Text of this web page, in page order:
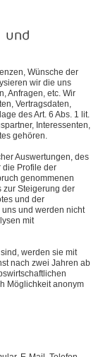
und
Wünsche der
wir die uns
Anfragen, etc. Wir
Vertragsdaten,
des Art. 6 Abs. 1 lit.
Interessenten,
gehören.
Auswertungen, des
die Profile der
genommenen
zur Steigerung der
und der
und werden nicht
mit
werden sie mit
nach zwei Jahren ab
Möglichkeit anonym